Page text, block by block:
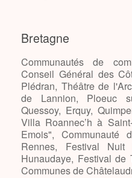
Bretagne
Communautés de
Conseil Général des
Plédran, Théâtre de
de Lannion, Ploeuc
Quessoy, Erquy,
Villa Roannec’h à
Emois", Communauté
Rennes, Festival
Hunaudaye, Festival de
Communes de